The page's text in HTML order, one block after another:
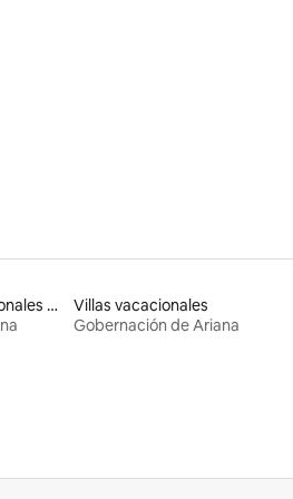
reseñas
Alojamientos vacacionales con piscina
Villas vacacionales
Gobernación de Ariana